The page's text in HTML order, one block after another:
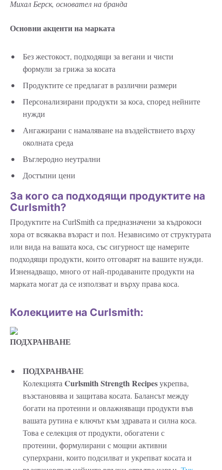
Михал Берск, основател на бранда
Основни акценти на марката
Без жестокост, подходящи за вегани и чисти
формули за грижа за косата
Продуктите се предлагат в различни размери
Персонализирани продукти за коса, според нейните
нужди
Ангажирани с намаляване на въздействието върху
околната среда
Въглеродно неутрални
Достъпни цени
За кого са подходящи продуктите на
Curlsmith?
Продуктите на CurlSmith са предназначени за къдрокоси
хора от всякаква възраст и пол. Независимо от структурата
или вида на вашата коса, със сигурност ще намерите
подходящи продукти, които отговарят на вашите нужди.
Изненадващо, много от най-продаваните продукти на
марката могат да се използват и върху права коса.
Колекциите на Curlsmith:
ПОДХРАНВАНЕ
ПОДХРАНВАНЕ
Колекцията Curlsmith Strength Recipesукрепва,
възстановява и защитава косата. Балансът между
богати на протеини и овлажняващи продукти във
вашата рутина е ключът към здравата и силна коса.
Това е селекция от продукти, обогатени с
протеини, формулирани с мощни активни
суперхрани, които подсилват и укрепват косата и